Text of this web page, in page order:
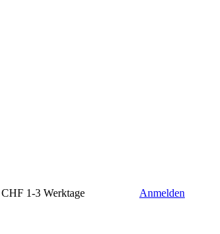
CHF 1-3 Werktage Anmelden